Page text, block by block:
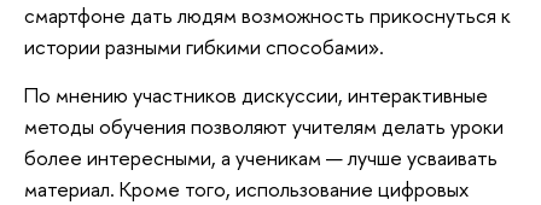
смартфоне дать людям возможность прикоснуться к
истории разными гибкими способами».
По мнению участников дискуссии, интерактивные
методы обучения позволяют учителям делать уроки
более интересными, а ученикам — лучше усваивать
материал. Кроме того, использование цифровых